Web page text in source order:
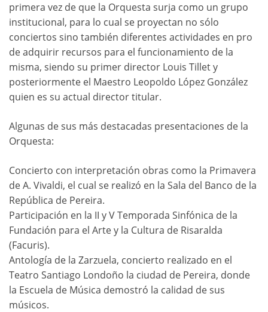
primera vez de que la Orquesta surja como un grupo
institucional, para lo cual se proyectan no sólo
conciertos sino también diferentes actividades en pro
de adquirir recursos para el funcionamiento de la
misma, siendo su primer director Louis Tillet y
posteriormente el Maestro Leopoldo López González
quien es su actual director titular.
Algunas de sus más destacadas presentaciones de la
Orquesta:
Concierto con interpretación obras como la Primavera
de A. Vivaldi, el cual se realizó en la Sala del Banco de la
República de Pereira.
Participación en la II y V Temporada Sinfónica de la
Fundación para el Arte y la Cultura de Risaralda
(Facuris).
Antología de la Zarzuela, concierto realizado en el
Teatro Santiago Londoño la ciudad de Pereira, donde
la Escuela de Música demostró la calidad de sus
músicos.